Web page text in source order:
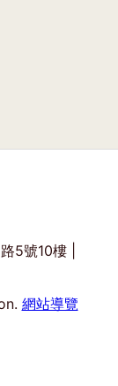
5號10樓 |
網站導覽